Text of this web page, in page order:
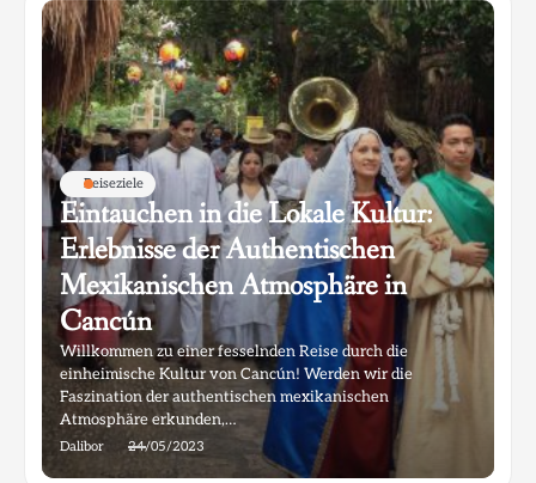
Reiseziele
Eintauchen in die Lokale Kultur:
Erlebnisse der Authentischen
Mexikanischen Atmosphäre in
Cancún
Willkommen zu einer fesselnden Reise durch die
einheimische Kultur von Cancún! Werden wir die
Faszination der authentischen mexikanischen
Atmosphäre erkunden,…
Dalibor 24/05/2023